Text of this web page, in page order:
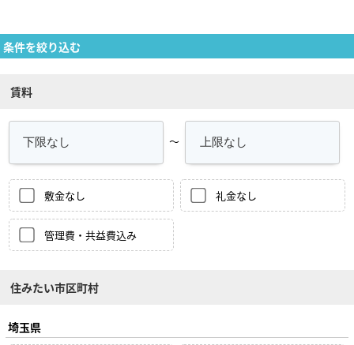
条件を絞り込む
賃料
～
敷金なし 礼金なし
管理費・共益費込み
住みたい市区町村
埼玉県